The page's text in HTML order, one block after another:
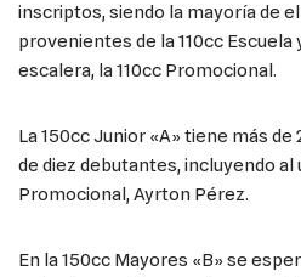
inscriptos, siendo la mayoría de
provenientes de la 110cc
escalera, la 110cc Promocional.
La 150cc Junior «A» tiene más
de diez debutantes, incluyendo al
Promocional, Ayrton Pérez.
En la 150cc Mayores «B» se